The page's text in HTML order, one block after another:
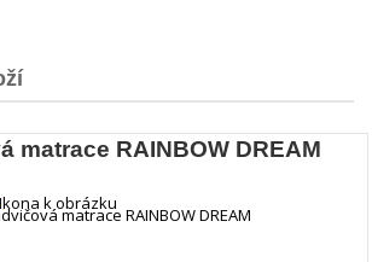
matrace RAINBOW DREAM